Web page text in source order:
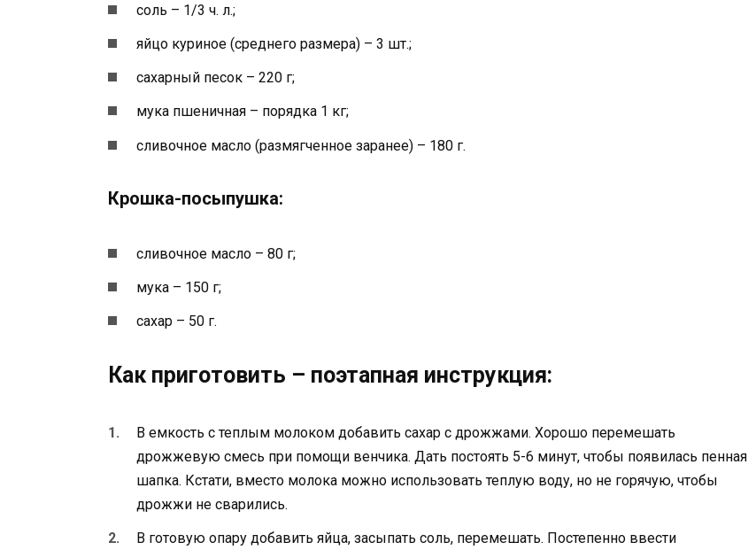
соль – 1/3 ч. л.;
яйцо куриное (среднего размера) – 3 шт.;
сахарный песок – 220 г;
мука пшеничная – порядка 1 кг;
сливочное масло (размягченное заранее) – 180 г.
Крошка-посыпушка:
сливочное масло – 80 г;
мука – 150 г;
сахар – 50 г.
Как приготовить – поэтапная инструкция:
В емкость с теплым молоком добавить сахар с дрожжами. Хорошо перемешать
дрожжевую смесь при помощи венчика. Дать постоять 5-6 минут, чтобы появилась пенная
шапка. Кстати, вместо молока можно использовать теплую воду, но не горячую, чтобы
дрожжи не сварились.
В готовую опару добавить яйца, засыпать соль, перемешать. Постепенно ввести